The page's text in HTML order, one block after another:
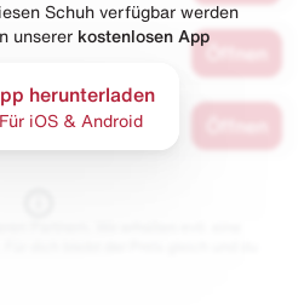
Schuh verfügbar werden
unserer kostenlosen App
herunterladen
Für iOS & Android